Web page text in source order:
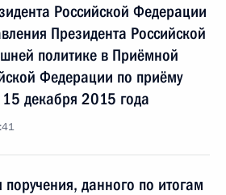
Российской Федерации
Президента Российской
политике в Приёмной
Федерации по приёму
декабря 2015 года
данного по итогам